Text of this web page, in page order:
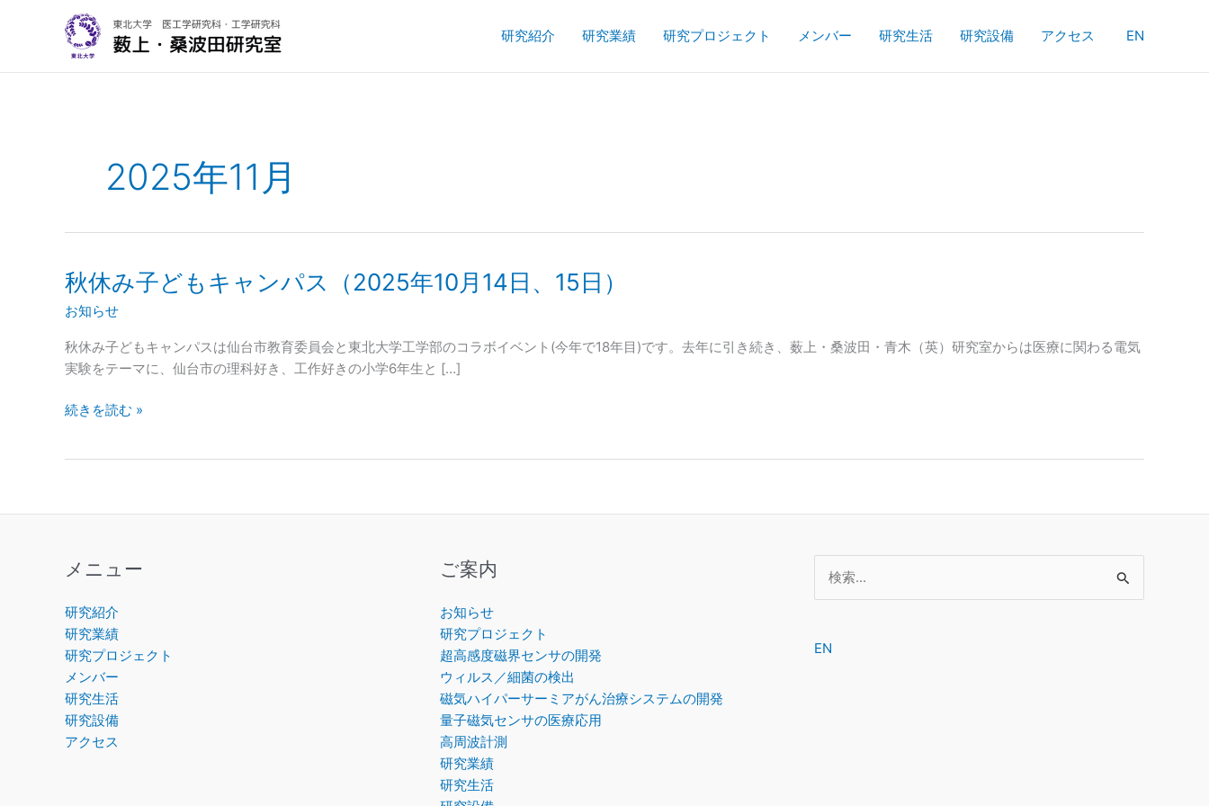
ス
研究紹介 研究業績 研究プロジェクト メンバー 研究生活 研究設備 アクセス EN
2025年11月
秋休み子どもキャンパス（2025年10月14日、15日）
お知らせ
秋休み子どもキャンパスは仙台市教育委員会と東北大学工学部のコラボイベント(今年で18年目)です。去年に引き続き、薮上・桑波田・青木（英）研究室からは医療に関わる電気
実験をテーマに、仙台市の理科好き、工作好きの小学6年生と […]
秋
も
ン
パ
ス
（2025
年
10
月
14
続きを読む »
メニュー
研究紹介
研究業績
研究プロジェクト
メンバー
研究生活
研究設備
アクセス
ご案内
お知らせ
研究プロジェクト
超高感度磁界センサの開発
ウィルス／細菌の検出
磁気ハイパーサーミアがん治療システムの開発
量子磁気センサの医療応用
高周波計測
研究業績
研究生活
EN